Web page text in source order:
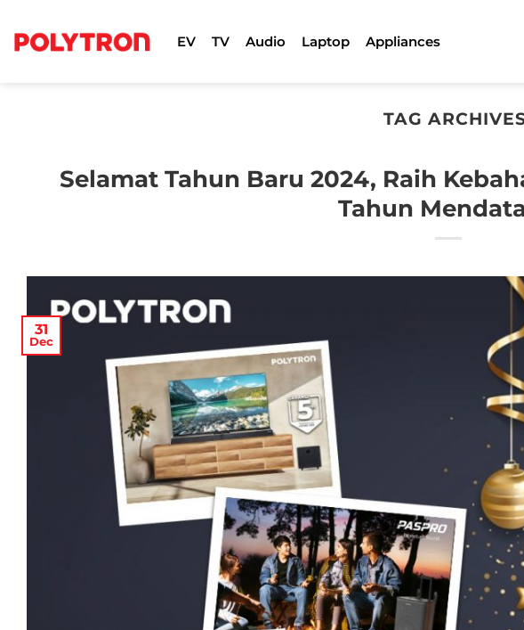
content
EV TV Audio Laptop Appliances
TAG
Selamat Tahun Baru 2024, Raih
Tahun
31
Dec